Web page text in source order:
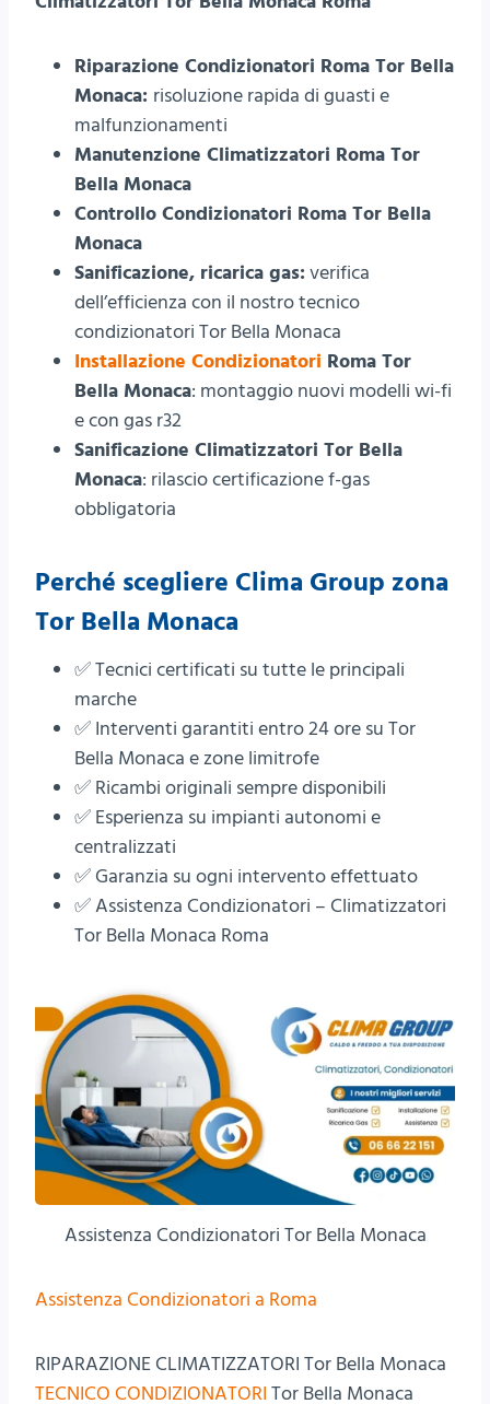
Riparazione Condizionatori Roma Tor Bella
Monaca: risoluzione rapida di guasti e
malfunzionamenti
Manutenzione Climatizzatori Roma Tor
Bella Monaca
Controllo Condizionatori Roma Tor Bella
Monaca
Sanificazione, ricarica gas: verifica
dell’efficienza con il nostro tecnico
condizionatori Tor Bella Monaca
Installazione Condizionatori Roma Tor
Bella Monaca: montaggio nuovi modelli wi-fi
e con gas r32
Sanificazione Climatizzatori Tor Bella
Monaca: rilascio certificazione f-gas
obbligatoria
Perché scegliere Clima Group zona
Tor Bella Monaca
✅ Tecnici certificati su tutte le principali
marche
✅ Interventi garantiti entro 24 ore su Tor
Bella Monaca e zone limitrofe
✅ Ricambi originali sempre disponibili
✅ Esperienza su impianti autonomi e
centralizzati
✅ Garanzia su ogni intervento effettuato
✅ Assistenza Condizionatori – Climatizzatori
Tor Bella Monaca Roma
Assistenza Condizionatori Tor Bella Monaca
Assistenza Condizionatori a Roma
RIPARAZIONE CLIMATIZZATORI Tor Bella Monaca
TECNICO CONDIZIONATORI Tor Bella Monaca